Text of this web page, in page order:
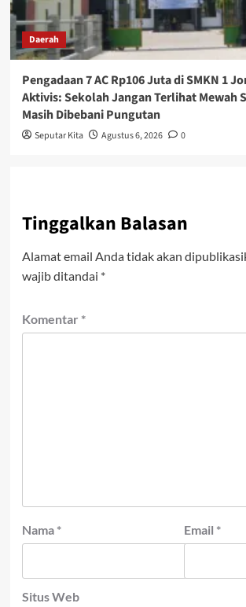
Daerah
Pengadaan 7 AC Rp106 Juta di SMKN 1
Aktivis: Sekolah Jangan Terlihat Mewah
Masih Dibebani Pungutan
Seputar Kita Agustus 6, 2026 0
Tinggalkan Balasan
Alamat email Anda tidak akan
wajib ditandai *
Komentar *
Nama * Email *
Situs Web